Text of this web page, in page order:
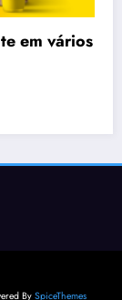
By SpiceThemes